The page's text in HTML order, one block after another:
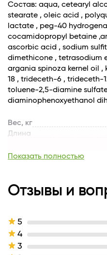
2.Равномерно
используя кисточку или
воспользоваться не
3.Время воздействия : от
от типа волос и
Окрашивание отросших
были окрашены,• Если
отросшими и
волос темнее или
1.Нанесите ½ часть
2.Распределите
по всей длине. Время
Состав: aqua, cetearyl
stearate , oleic acid ,
lactate , peg-40
cocamidopropyl betaine
ascorbic acid , sodium
dimethicone , tetrasodium
argania spinoza kernel oil ,
18 , trideceth-6 , trideceth-
toluene-2,5-diamine
diaminophenoxyethanol
Вес, кг
Длина
Возраст
МЛ/ML
ОБЪЁМ -15
Линейка
Активные
Тип волос
Показать полностью
Отзывы и
5
4
3